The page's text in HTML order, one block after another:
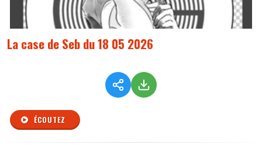
La case de Seb du 18 05 2026
ÉCOUTEZ